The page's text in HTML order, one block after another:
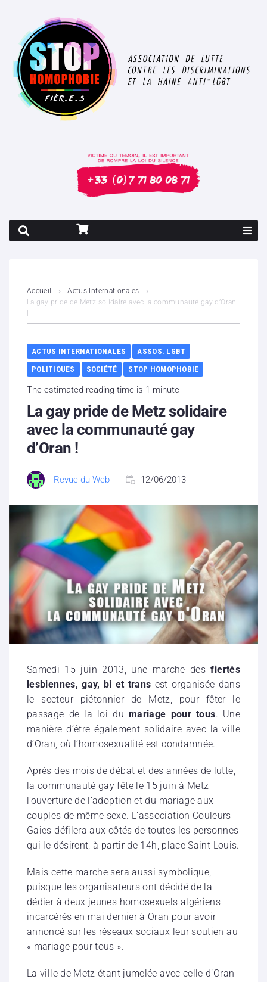
Contenus litigieux
Nous soutenir
Boutique
Partenaires
Contacts
Accueil
Actus Internationales
La gay pride de Metz solidaire avec la communauté gay d’Oran
!
ACTUS INTERNATIONALES
ASSOS. LGBT
POLITIQUES
SOCIÉTÉ STOP HOMOPHOBIE
The estimated reading time is 1 minute
La gay pride de Metz solidaire
avec la communauté gay
d’Oran !
Revue du Web 12/06/2013
Samedi 15 juin 2013, une marche desfiertés
lesbiennes, gay, bi et trans est organisée dans
le secteur piétonnier de Metz, pour fêter le
passage de la loi du mariage pour tous. Une
manière d’être également solidaire avec la ville
d’Oran, où l’homosexualité est condamnée.
Après des mois de débat et des années de lutte,
la communauté gay fête le 15 juin à Metz
l’ouverture de l’adoption et du mariage aux
couples de même sexe. L’association Couleurs
Gaies défilera aux côtés de toutes les personnes
qui le désirent, à partir de 14h, place Saint Louis.
Mais cette marche sera aussi symbolique,
puisque les organisateurs ont décidé de la
dédier à deux jeunes homosexuels algériens
incarcérés en mai dernier à Oran pour avoir
annoncé sur les réseaux sociaux leur soutien au
« mariage pour tous ».
La ville de Metz étant jumelée avec celle d’Oran